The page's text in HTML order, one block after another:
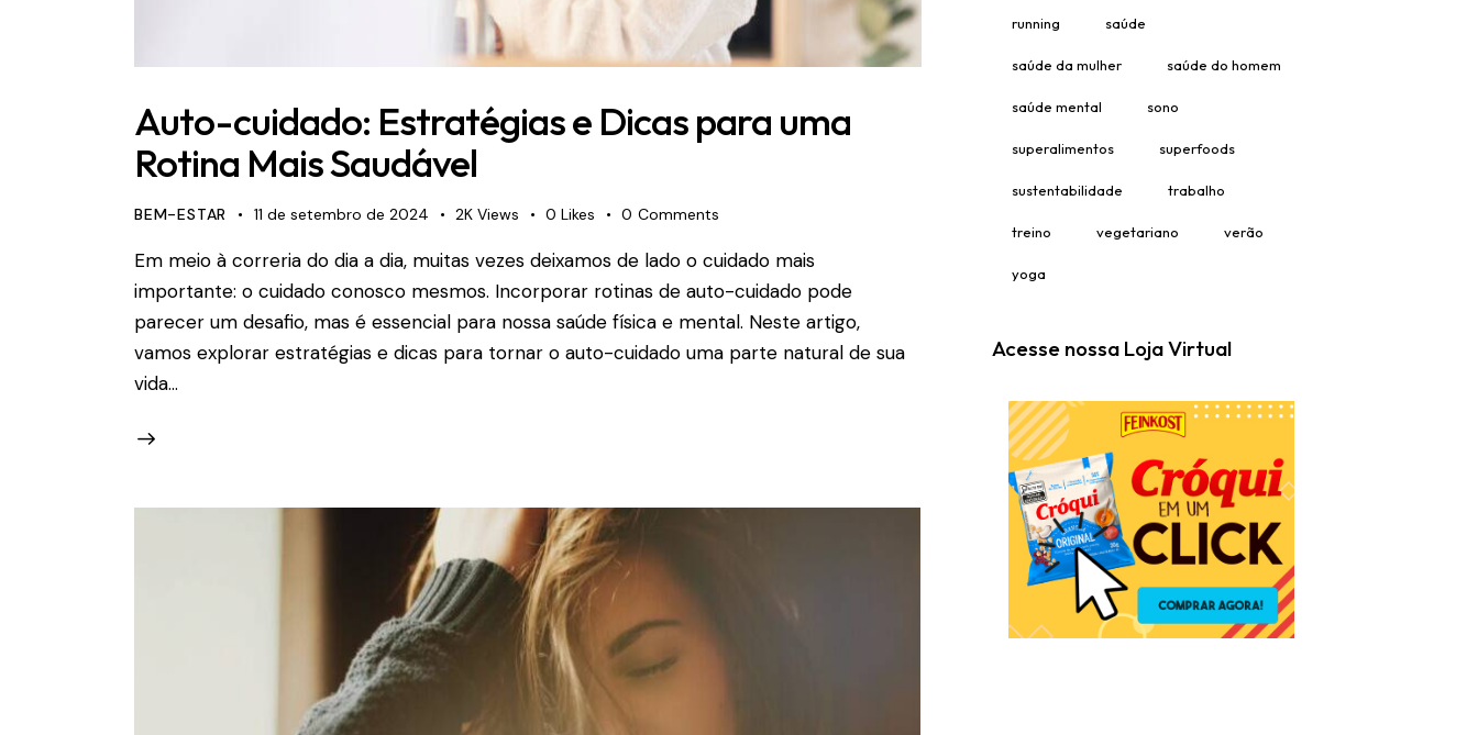
Auto-cuidado: Estratégias e Dicas para uma
Rotina Mais Saudável
BEM-ESTAR 11 de setembro de 2024 2K Views 0 Likes 0 Comments
Em meio à correria do dia a dia, muitas vezes deixamos de lado o cuidado mais
importante: o cuidado conosco mesmos. Incorporar rotinas de auto-cuidado pode
parecer um desafio, mas é essencial para nossa saúde física e mental. Neste artigo,
vamos explorar estratégias e dicas para tornar o auto-cuidado uma parte natural de sua
vida…
running saúde
saúde da mulher saúde do homem
saúde mental sono
superalimentos superfoods
sustentabilidade trabalho
treino vegetariano verão
yoga
Acesse nossa Loja Virtual